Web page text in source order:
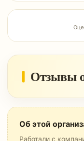
Отзывы
Об этой
Работали с